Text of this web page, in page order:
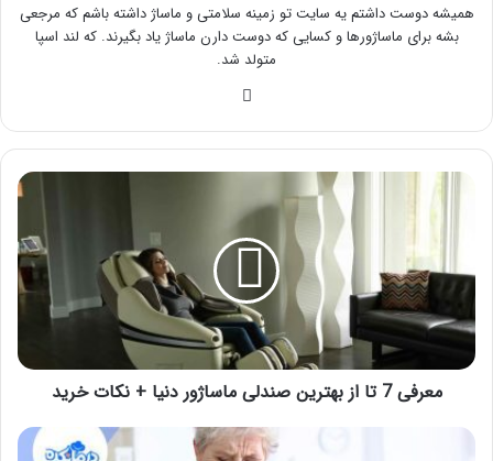
همیشه دوست داشتم یه سایت تو زمینه سلامتی و ماساژ داشته باشم که مرجعی
بشه برای ماساژورها و کسایی که دوست دارن ماساژ یاد بگیرند. که لند اسپا
متولد شد.
بهترین
صندلی
ماساژور
+
معرفی 7 تا از بهترین صندلی ماساژور دنیا + نکات خرید
درمان